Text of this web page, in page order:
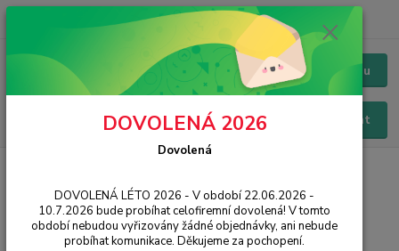
Menu
Hledat
Chat / Online podpora - 24/7
Brašny, batohy a pouzdra pro
notebooky
DOVOLENÁ 2026
Dovolená
DOVOLENÁ LÉTO 2026 - V období 22.06.2026 -
10.7.2026 bude probíhat celofiremní dovolená! V tomto
období nebudou vyřizovány žádné objednávky, ani nebude
probíhat komunikace. Děkujeme za pochopení.